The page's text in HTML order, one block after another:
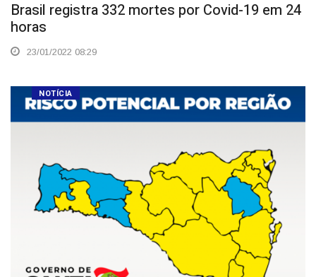
Brasil registra 332 mortes por Covid-19 em 24
horas
23/01/2022 08:29
NOTÍCIA